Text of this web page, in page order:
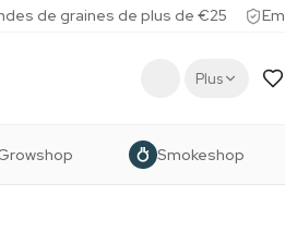
de graines de plus de €25
Plus
Smokeshop